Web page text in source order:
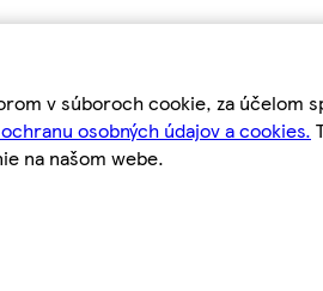
v súboroch cookie, za účelom
osobných údajov a cookies.
na našom webe.